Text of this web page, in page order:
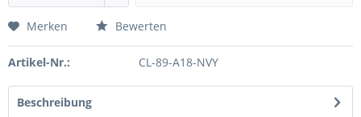
Merken Bewerten
Artikel-Nr.: CL-89-A18-NVY
Beschreibung